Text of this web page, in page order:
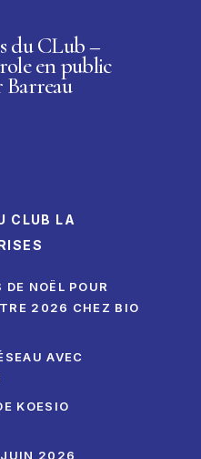
du CLub –
en public
Barreau
CLUB LA
DE NOËL POUR
2026 CHEZ BIO
AVEC
KOESIO
JUIN 2026